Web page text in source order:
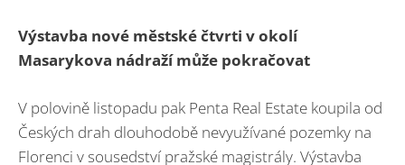
Výstavba nové městské čtvrti v okolí
Masarykova nádraží může pokračovat
V polovině listopadu pak Penta Real Estate koupila od
Českých drah dlouhodobě nevyužívané pozemky na
Florenci v sousedství pražské magistrály. Výstavba